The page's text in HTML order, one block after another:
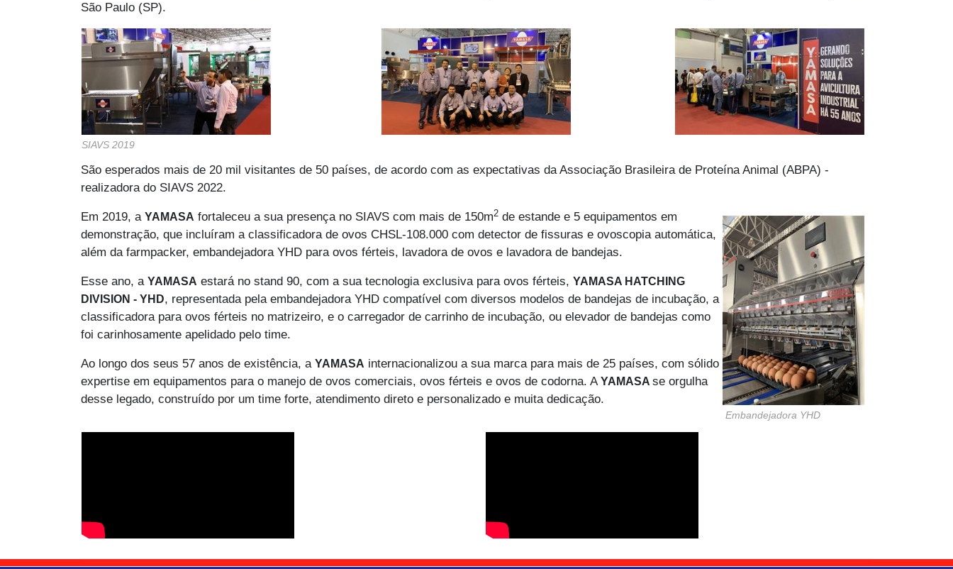
São Paulo (SP).
SIAVS 2019
São esperados mais de 20 mil visitantes de 50 países, de acordo com as expectativas da Associação Brasileira de Proteína Animal (ABPA) -
realizadora do SIAVS 2022.
Embandejadora YHD
Em 2019, a YAMASA fortaleceu a sua presença no SIAVS com mais de 150m2 de estande e 5 equipamentos em
demonstração, que incluíram a classificadora de ovos CHSL-108.000 com detector de fissuras e ovoscopia automática,
além da farmpacker, embandejadora YHD para ovos férteis, lavadora de ovos e lavadora de bandejas.
Esse ano, a YAMASA estará no stand 90, com a sua tecnologia exclusiva para ovos férteis, YAMASA HATCHING
DIVISION - YHD, representada pela embandejadora YHD compatível com diversos modelos de bandejas de incubação, a
classificadora para ovos férteis no matrizeiro, e o carregador de carrinho de incubação, ou elevador de bandejas como
foi carinhosamente apelidado pelo time.
Ao longo dos seus 57 anos de existência, a YAMASA internacionalizou a sua marca para mais de 25 países, com sólido
expertise em equipamentos para o manejo de ovos comerciais, ovos férteis e ovos de codorna. AYAMASA se orgulha
desse legado, construído por um time forte, atendimento direto e personalizado e muita dedicação.